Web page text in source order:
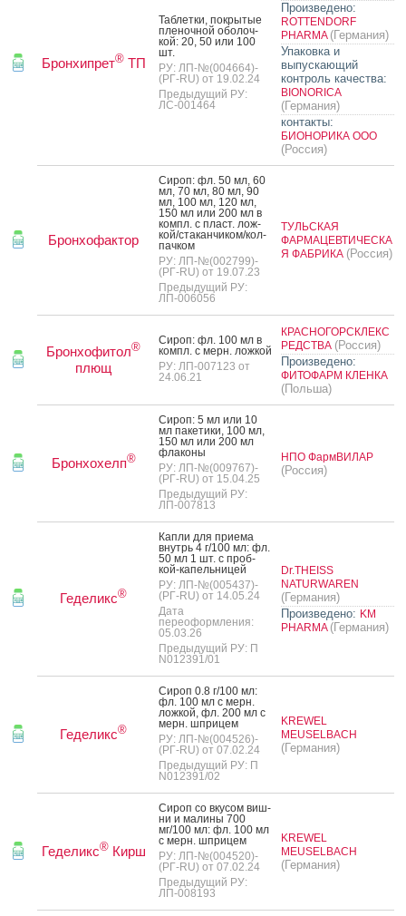
Бронхипрет®ТП
Таб­летки, пок­ры­тые
пле­ноч­ной обо­лоч­
кой: 20, 50 или 100
шт.
РУ: ЛП-№(004664)-
(РГ-RU) от 19.02.24
Предыдущий РУ:
ЛС-001464
Произведено:
ROTTENDORF
PHARMA (Германия)
Упаковка и
выпускающий
контроль качества:
BIONORICA
(Германия)
контакты:
БИОНОРИКА ООО
(Россия)
Бронхофактор
Си­роп: фл. 50 мл, 60
мл, 70 мл, 80 мл, 90
мл, 100 мл, 120 мл,
150 мл или 200 мл в
компл. с пласт. лож­
кой/ста­кан­чи­ком/кол­
пачком
РУ: ЛП-№(002799)-
(РГ-RU) от 19.07.23
Предыдущий РУ:
ЛП-006056
ТУЛЬСКАЯ
ФАРМАЦЕВТИЧЕСКА
Я ФАБРИКА (Россия)
Бронхофитол®
плющ
Си­роп: фл. 100 мл в
компл. с мерн. лож­кой
РУ: ЛП-007123 от
24.06.21
КРАСНОГОРСКЛЕКС
РЕДСТВА (Россия)
Произведено:
ФИТОФАРМ КЛЕНКА
(Польша)
Бронхохелп®
Си­роп: 5 мл или 10
мл па­кети­ки, 100 мл,
150 мл или 200 мл
фла­коны
РУ: ЛП-№(009767)-
(РГ-RU) от 15.04.25
Предыдущий РУ:
ЛП-007813
НПО ФармВИЛАР
(Россия)
Геделикс®
Кап­ли для при­ема
внутрь 4 г/100 мл: фл.
50 мл 1 шт. с проб­
кой-ка­пель­ни­цей
РУ: ЛП-№(005437)-
(РГ-RU) от 14.05.24
Дата
переоформления:
05.03.26
Предыдущий РУ: П
N012391/01
Dr.THEISS
NATURWAREN
(Германия)
Произведено: KM
PHARMA (Германия)
Геделикс®
Си­роп 0.8 г/100 мл:
фл. 100 мл с мерн.
лож­кой, фл. 200 мл с
мерн. шпри­цем
РУ: ЛП-№(004526)-
(РГ-RU) от 07.02.24
Предыдущий РУ: П
N012391/02
KREWEL
MEUSELBACH
(Германия)
Геделикс®Кирш
Си­роп со вку­сом виш­
ни и ма­лины 700
мг/100 мл: фл. 100 мл
с мерн. шпри­цем
РУ: ЛП-№(004520)-
(РГ-RU) от 07.02.24
Предыдущий РУ:
ЛП-008193
KREWEL
MEUSELBACH
(Германия)